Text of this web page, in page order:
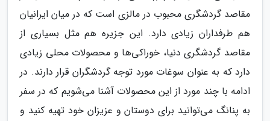
مقاصد گردشگری محبوب در مالزی است که در میان ایرانیان
هم طرفداران زیادی دارد. این جزیره هم مثل بسیاری از
مقاصد گردشگری دنیا، خوراکی‌ها و محصولات محلی زیادی
دارد که به عنوان سوغات مورد توجه گردشگران قرار دارند. در
ادامه با چند مورد از این محصولات آشنا می‌شویم که در سفر
به پنانگ می‌توانید برای دوستان و عزیزان خود تهیه کنید و